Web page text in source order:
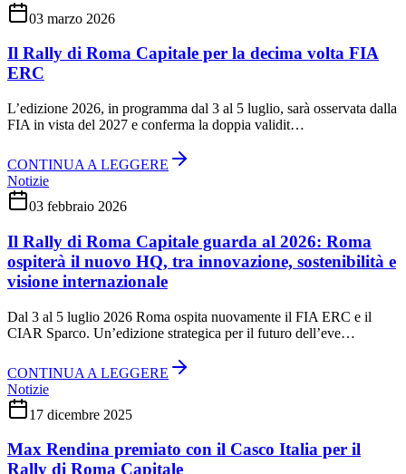
03 marzo 2026
Il Rally di Roma Capitale per la decima volta FIA
ERC
L’edizione 2026, in programma dal 3 al 5 luglio, sarà osservata dalla
FIA in vista del 2027 e conferma la doppia validit…
CONTINUA A LEGGERE
Notizie
03 febbraio 2026
Il Rally di Roma Capitale guarda al 2026: Roma
ospiterà il nuovo HQ, tra innovazione, sostenibilità e
visione internazionale
Dal 3 al 5 luglio 2026 Roma ospita nuovamente il FIA ERC e il
CIAR Sparco. Un’edizione strategica per il futuro dell’eve…
CONTINUA A LEGGERE
Notizie
17 dicembre 2025
Max Rendina premiato con il Casco Italia per il
Rally di Roma Capitale